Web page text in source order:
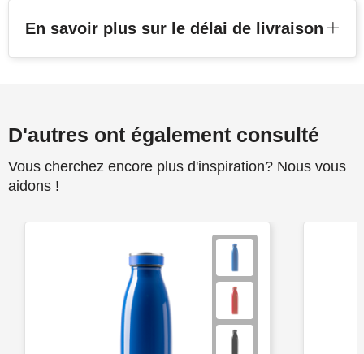
3
4 5
En savoir plus sur le délai de livraison
D'autres ont également consulté
Vous cherchez encore plus d'inspiration? Nous vous
aidons !